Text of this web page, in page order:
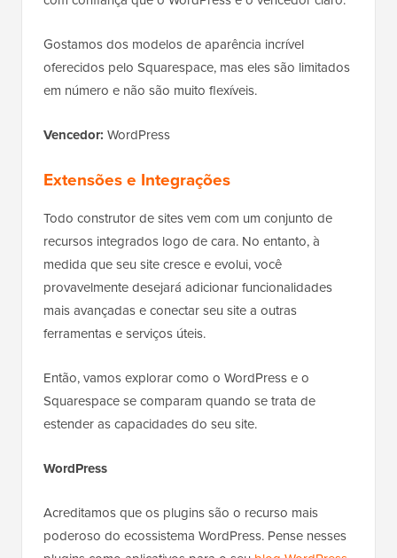
Gostamos dos modelos de aparência incrível
oferecidos pelo Squarespace, mas eles são limitados
em número e não são muito flexíveis.
Vencedor: WordPress
Extensões e Integrações
Todo construtor de sites vem com um conjunto de
recursos integrados logo de cara. No entanto, à
medida que seu site cresce e evolui, você
provavelmente desejará adicionar funcionalidades
mais avançadas e conectar seu site a outras
ferramentas e serviços úteis.
Então, vamos explorar como o WordPress e o
Squarespace se comparam quando se trata de
estender as capacidades do seu site.
WordPress
Acreditamos que os plugins são o recurso mais
poderoso do ecossistema WordPress. Pense nesses